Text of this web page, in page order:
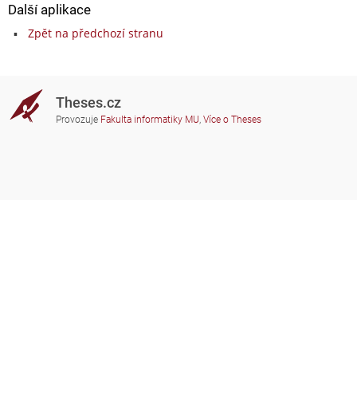
Další aplikace
Zpět na předchozí stranu
Theses.cz
Provozuje Fakulta informatiky MU, Více o Theses